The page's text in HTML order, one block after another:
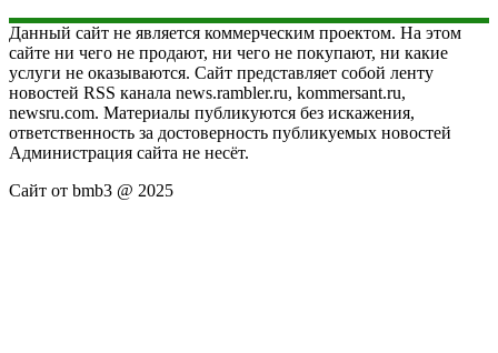
Данный сайт не является коммерческим проектом. На этом
сайте ни чего не продают, ни чего не покупают, ни какие
услуги не оказываются. Сайт представляет собой ленту
новостей RSS канала news.rambler.ru, kommersant.ru,
newsru.com. Материалы публикуются без искажения,
ответственность за достоверность публикуемых новостей
Администрация сайта не несёт.
Сайт от bmb3 @ 2025